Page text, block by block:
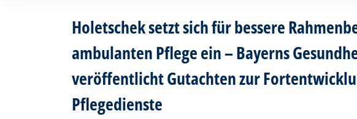
Holetschek setzt sich für bessere
ambulanten Pflege ein – Bayerns
veröffentlicht Gutachten zur
Pflegedienste